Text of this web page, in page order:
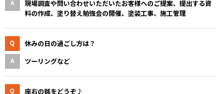
現場調査や問い合わせいただいたお客様へのご提案、提出する資
料の作成、塗り替え勉強会の開催、塗装⼯事、施⼯管理
休みの日の過ごし方は？
ツーリングなど
座右の銘をどうぞ♪